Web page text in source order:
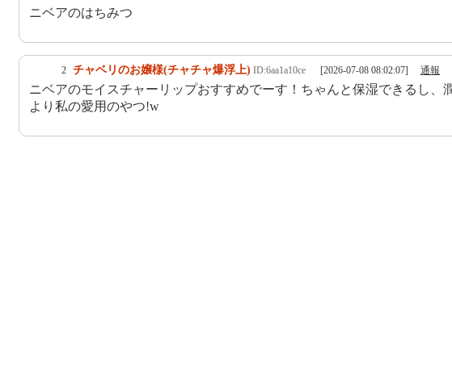
ニベアのはちみつ
2 チャベリのお嬢様(チャチャ爆浮上) ID:6aa1a10ce [2026-07-08 08:02:07] 通報
ニベアのモイスチャーリップおすすめでーす！ちゃんと保湿できるし、
より私の愛用のやつ!w